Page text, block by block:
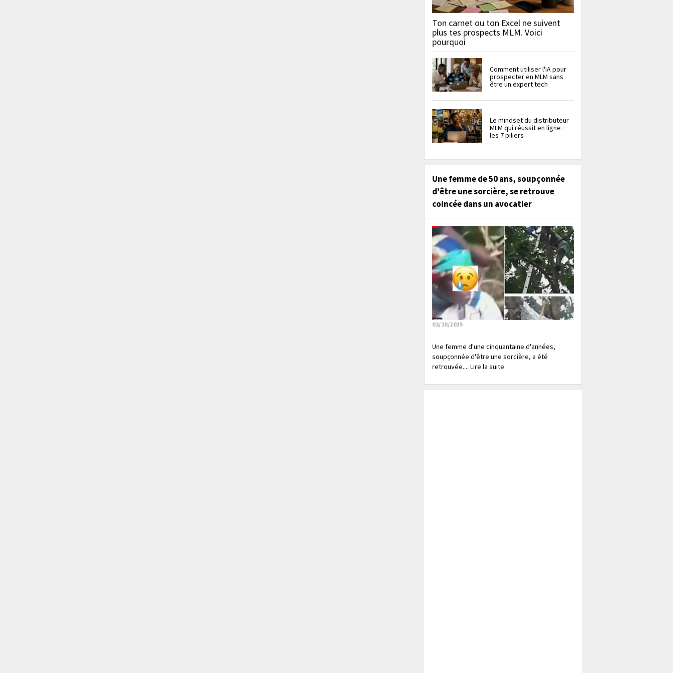
Ton carnet ou ton Excel ne suivent
plus tes prospects MLM. Voici
pourquoi
Comment utiliser l'IA pour
prospecter en MLM sans
être un expert tech
Le mindset du distributeur
MLM qui réussit en ligne :
les 7 piliers
Une femme de 50 ans, soupçonnée
d'être une sorcière, se retrouve
coincée dans un avocatier
02/10/2025
Une femme d'une cinquantaine d'années,
soupçonnée d'être une sorcière, a été
retrouvée.... Lire la suite